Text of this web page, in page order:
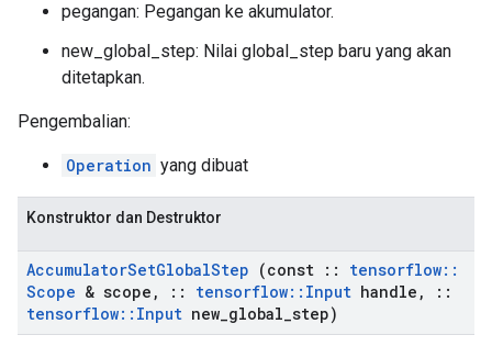
pegangan: Pegangan ke akumulator.
new_global_step: Nilai global_step baru yang akan
ditetapkan.
Pengembalian:
Operation yang dibuat
Konstruktor dan Destruktor
AccumulatorSetGlobalStep (const :: tensorflow::
Scope & scope , :: tensorflow:: Input handle ,
::
tensorflow:: Input new global step)